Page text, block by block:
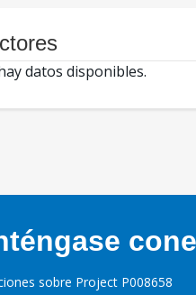
datos disponibles.
sobre Project P008658